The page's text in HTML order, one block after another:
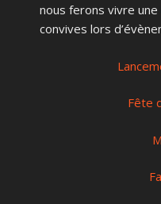
nous ferons vivre une
convives lors
Fête